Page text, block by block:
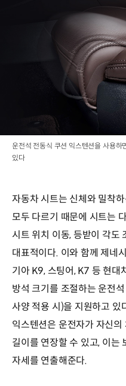
운전석 전동식 쿠션 익스텐션을 사용하
있다
자동차 시트는 신체와 밀착
모두 다르기 때문에 시트는
시트 위치 이동, 등받이 각도
대표적이다. 이와 함께 제네
기아 K9, 스팅어, K7 등 현대
방석 크기를 조절하는 운전
사양 적용 시)을 지원하고 있
익스텐션은 운전자가 자신
길이를 연장할 수 있고, 이는
자세를 연출해준다.